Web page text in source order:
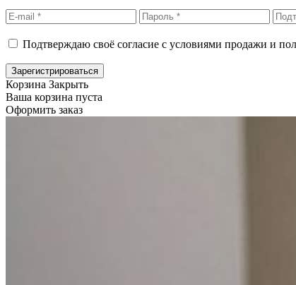
Подтверждаю своё согласие с условиями продажи и
Зарегистрироваться
Корзина Закрыть
Ваша корзина пуста
Оформить заказ